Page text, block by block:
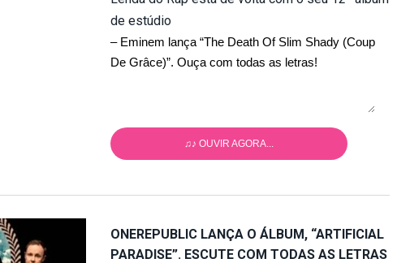
de estúdio
– Eminem lança “The Death Of Slim Shady (Coup
De Grâce)”. Ouça com todas as letras!
♫♪ OUVIR AGORA...
ONEREPUBLIC LANÇA O ÁLBUM, “ARTIFICIAL
PARADISE”. ESCUTE COM TODAS AS LETRAS